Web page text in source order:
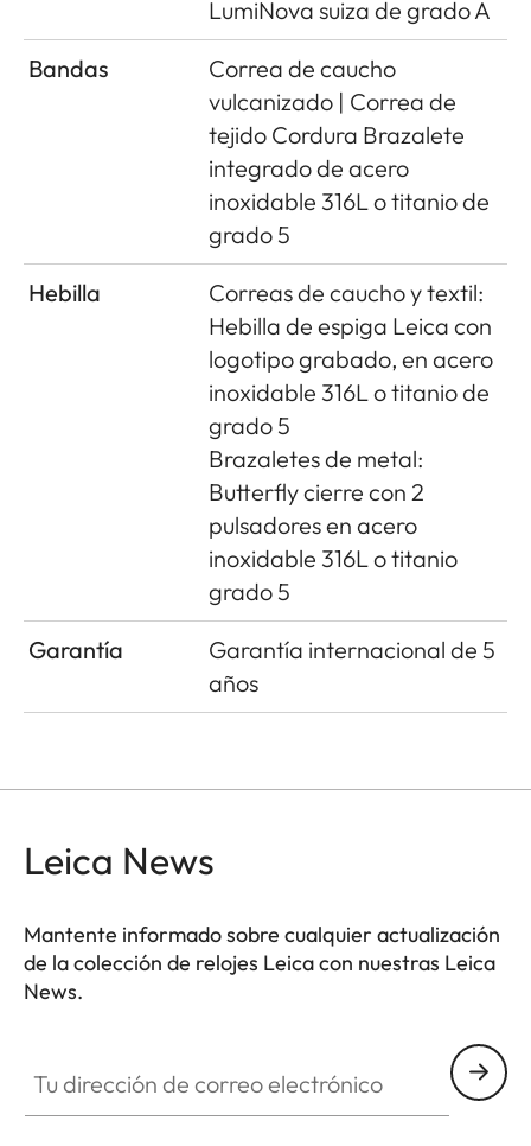
LumiNova suiza de grado A
Bandas
Correa de caucho
vulcanizado | Correa de
tejido Cordura Brazalete
integrado de acero
inoxidable 316L o titanio de
grado 5
Hebilla
Correas de caucho y textil:
Hebilla de espiga Leica con
logotipo grabado, en acero
inoxidable 316L o titanio de
grado 5
Brazaletes de metal:
Butterﬂy cierre con 2
pulsadores en acero
inoxidable 316L o titanio
grado 5
Garantía
Garantía internacional de 5
años
Leica News
Mantente informado sobre cualquier actualización
de la colección de relojes Leica con nuestras Leica
News.